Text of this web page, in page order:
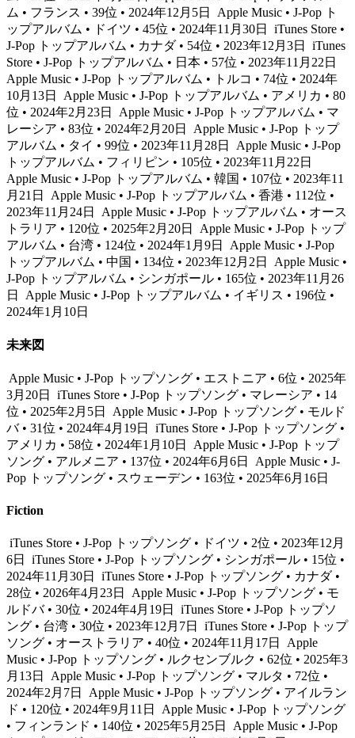
ム • フランス • 39位 • 2024年12月5日
Apple Music • J-Pop ト
ップアルバム • ドイツ • 45位 • 2024年11月30日
iTunes Store •
J-Pop トップアルバム • カナダ • 54位 • 2023年12月3日
iTunes
Store • J-Pop トップアルバム • 日本 • 57位 • 2023年11月22日
Apple Music • J-Pop トップアルバム • トルコ • 74位 • 2024年
10月13日
Apple Music • J-Pop トップアルバム • アメリカ • 80
位 • 2024年2月23日
Apple Music • J-Pop トップアルバム • マ
レーシア • 83位 • 2024年2月20日
Apple Music • J-Pop トップ
アルバム • タイ • 99位 • 2023年11月28日
Apple Music • J-Pop
トップアルバム • フィリピン • 105位 • 2023年11月22日
Apple Music • J-Pop トップアルバム • 韓国 • 107位 • 2023年11
月21日
Apple Music • J-Pop トップアルバム • 香港 • 112位 •
2023年11月24日
Apple Music • J-Pop トップアルバム • オース
トラリア • 120位 • 2025年2月20日
Apple Music • J-Pop トップ
アルバム • 台湾 • 124位 • 2024年1月9日
Apple Music • J-Pop
トップアルバム • 中国 • 134位 • 2023年12月2日
Apple Music •
J-Pop トップアルバム • シンガポール • 165位 • 2023年11月26
日
Apple Music • J-Pop トップアルバム • イギリス • 196位 •
2024年1月10日
未来図
Apple Music • J-Pop トップソング • エストニア • 6位 • 2025年
3月20日
iTunes Store • J-Pop トップソング • マレーシア • 14
位 • 2025年2月5日
Apple Music • J-Pop トップソング • モルド
バ • 31位 • 2024年4月19日
iTunes Store • J-Pop トップソング •
アメリカ • 58位 • 2024年1月10日
Apple Music • J-Pop トップ
ソング • アルメニア • 137位 • 2024年6月6日
Apple Music • J-
Pop トップソング • スウェーデン • 163位 • 2025年6月16日
Fiction
iTunes Store • J-Pop トップソング • ドイツ • 2位 • 2023年12月
6日
iTunes Store • J-Pop トップソング • シンガポール • 15位 •
2024年11月30日
iTunes Store • J-Pop トップソング • カナダ •
28位 • 2026年4月23日
Apple Music • J-Pop トップソング • モ
ルドバ • 30位 • 2024年4月19日
iTunes Store • J-Pop トップソ
ング • 台湾 • 30位 • 2023年12月7日
iTunes Store • J-Pop トップ
ソング • オーストラリア • 40位 • 2024年11月17日
Apple
Music • J-Pop トップソング • ルクセンブルク • 62位 • 2025年3
月13日
Apple Music • J-Pop トップソング • マルタ • 72位 •
2024年2月7日
Apple Music • J-Pop トップソング • アイルラン
ド • 120位 • 2024年9月11日
Apple Music • J-Pop トップソング
• フィンランド • 140位 • 2025年5月25日
Apple Music • J-Pop